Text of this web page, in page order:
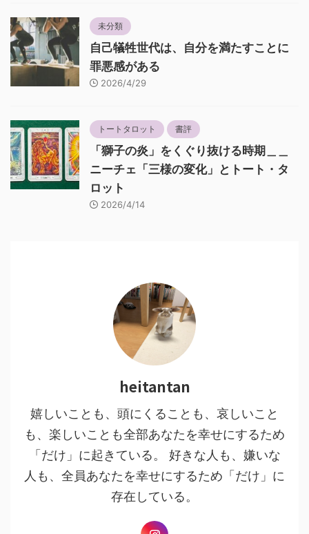
未分類
自己犠牲世代は、自分を満たすことに
罪悪感がある
2026/4/29
トートタロット 書評
「獅子の炎」をくぐり抜ける時期＿＿
ニーチェ「三様の変化」とトート・タ
ロット
2026/4/14
heitantan
嬉しいことも、頭にくることも、哀しいこと
も、楽しいことも全部あなたを幸せにするため
「だけ」に起きている。 好きな人も、嫌いな
人も、全員あなたを幸せにするため「だけ」に
存在している。